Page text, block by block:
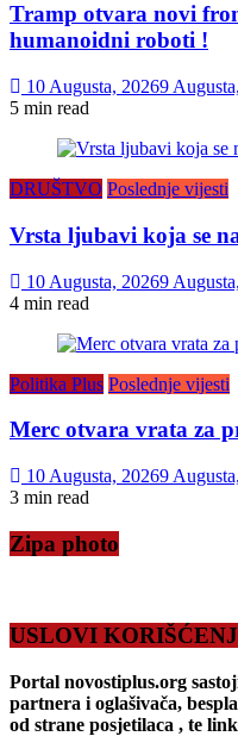
Tramp otvara novi
humanoidni roboti !
10 Augusta, 20269
5 min read
DRUŠTVO Poslednje vijesti
Vrsta ljubavi koja se
10 Augusta, 20269
4 min read
Politika Plus Poslednje vijesti
Merc otvara vrata za
10 Augusta, 20269
3 min read
Zipa photo
USLOVI
Portal novostiplus.org
partnera i oglašivača,
od strane posjetilaca , te